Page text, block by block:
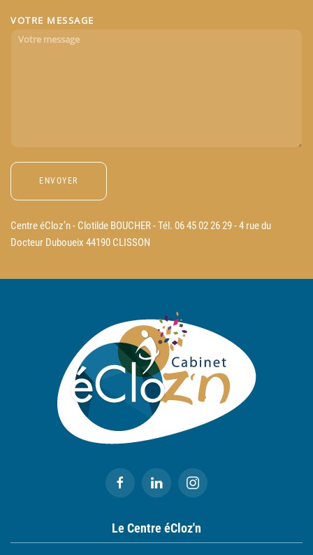
VOTRE MESSAGE
Centre éCloz’n - Clotilde BOUCHER - Tél. 06 45 02 26 29 - 4 rue du
Docteur Duboueix 44190 CLISSON
Le Centre éCloz'n